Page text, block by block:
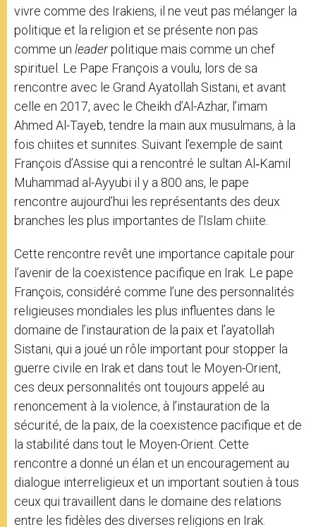
vivre comme des Irakiens, il ne veut pas mélanger la
politique et la religion et se présente non pas
comme un leaderpolitique mais comme un chef
spirituel. Le Pape François a voulu, lors de sa
rencontre avec le Grand Ayatollah Sistani, et avant
celle en 2017, avec le Cheikh d’Al-Azhar, l’imam
Ahmed Al-Tayeb, tendre la main aux musulmans, à la
fois chiites et sunnites. Suivant l’exemple de saint
François d’Assise qui a rencontré le sultan Al‑Kamil
Muhammad al-Ayyubi il y a 800 ans, le pape
rencontre aujourd’hui les représentants des deux
branches les plus importantes de l’Islam chiite.
Cette rencontre revêt une importance capitale pour
l’avenir de la coexistence pacifique en Irak. Le pape
François, considéré comme l’une des personnalités
religieuses mondiales les plus influentes dans le
domaine de l’instauration de la paix et l’ayatollah
Sistani, qui a joué un rôle important pour stopper la
guerre civile en Irak et dans tout le Moyen-Orient,
ces deux personnalités ont toujours appelé au
renoncement à la violence, à l’instauration de la
sécurité, de la paix, de la coexistence pacifique et de
la stabilité dans tout le Moyen-Orient. Cette
rencontre a donné un élan et un encouragement au
dialogue interreligieux et un important soutien à tous
ceux qui travaillent dans le domaine des relations
entre les fidèles des diverses religions en Irak.